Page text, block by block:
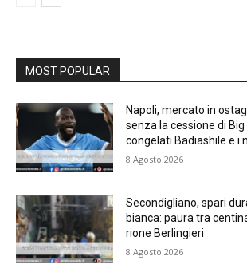
MOST POPULAR
Napoli, mercato in
senza la cessione di
congelati Badiashile e i
8 Agosto 2026
Secondigliano, spari
bianca: paura tra
rione Berlingieri
8 Agosto 2026